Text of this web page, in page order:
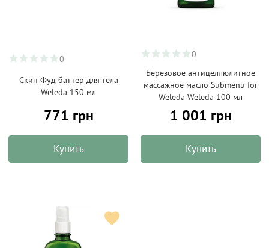
0
Скин Фуд баттер для тела
Weleda 150 мл
771 грн
Купить
0
Березовое антицеллюлитное
массажное масло Submenu for
Weleda Weleda 100 мл
1 001 грн
Купить